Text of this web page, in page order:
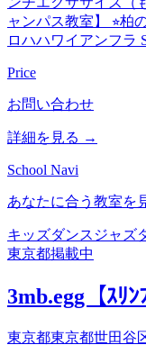
ャンパス教室】 ⭐︎柏
ロハハワイアンフラ
Price
お問い合わせ
詳細を見る →
School Navi
あなたに合う教室を
キッズダンス ジャズ
東京都掲載中
3mb.egg【ｽﾘﾝ
東京都東京都世田谷